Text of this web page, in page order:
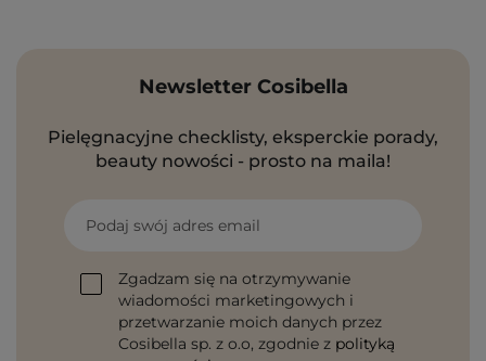
Newsletter Cosibella
Pielęgnacyjne checklisty, eksperckie porady,
beauty nowości - prosto na maila!
Podaj swój adres email
Zgadzam się na otrzymywanie
wiadomości marketingowych i
przetwarzanie moich danych przez
Cosibella sp. z o.o, zgodnie z polityką